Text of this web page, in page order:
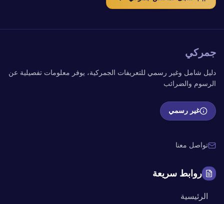
جمركي
دليل شامل وغير رسمي للتعريفات الجمركية، يوفر معلومات تفصيلية عن
الرسوم والضرائب
غير رسمي
تواصل معنا
روابط سريعة
الرئيسية